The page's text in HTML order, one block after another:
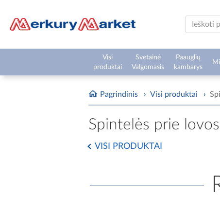
Visi
produktai
Svetainė
Valgomasis
Paauglių
kambarys
Pagrindinis › Visi produktai ›
Spintelės prie lovos
VISI PRODUKTAI